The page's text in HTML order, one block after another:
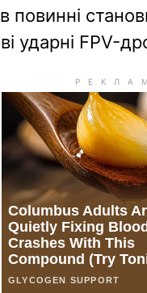
повинні
ударні FPV-